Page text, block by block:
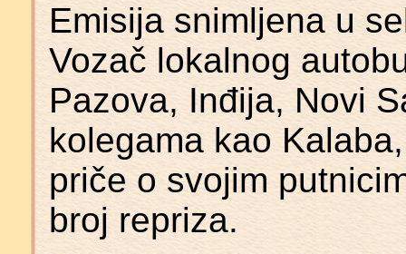
Emisija snimljena u
Vozač lokalnog
Pazova, Inđija, Novi
kolegama kao
priče o svojim
broj repriza.